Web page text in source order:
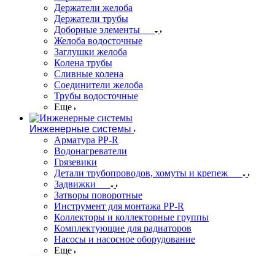
Держатели желоба
Держатели трубы
Доборные элементы
Желоба водосточные
Заглушки желоба
Колена трубы
Сливные колена
Соединители желоба
Трубы водосточные
Еще
Инженерные системы
Арматура PP-R
Водонагреватели
Грязевики
Детали трубопроводов, хомуты и крепеж
Задвижки
Затворы поворотные
Инструмент для монтажа PP-R
Коллекторы и коллекторные группы
Комплектующие для радиаторов
Насосы и насосное оборудование
Еще